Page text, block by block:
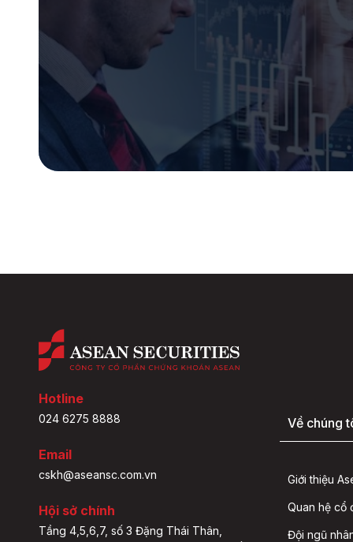
Hotline
024 6275 8888
Email
cskh@aseansc.com.vn
Hội sở chính
Tầng 4,5,6,7, số 3 Đặng Thái Thân,
Về chúng
Giới thiệu
Quan hệ cổ
Đội ngũ